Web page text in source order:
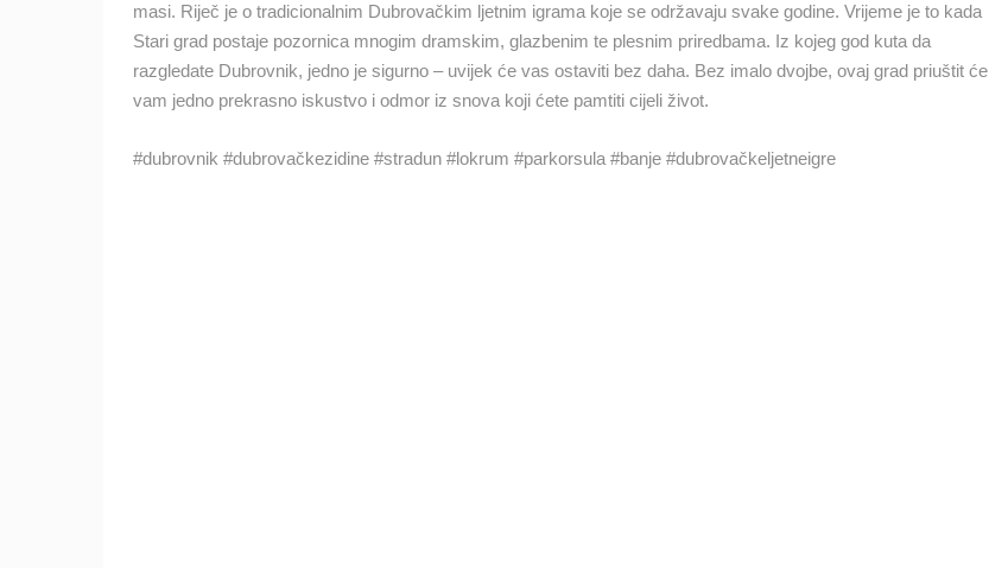
NAJBOLJE S WEBA GRADOVI I MJESTA HD - OKRETNE KAMERE GRADILIŠTA SKIJANJE I SNIJEG PLAŽE
TRANSPORT I PROMET ZNAMENITOSTI SVJETSKA BAŠTINA SPORT
masi. Riječ je o tradicionalnim Dubrovačkim ljetnim igrama koje se održavaju svake godine. Vrijeme je to kada
Stari grad postaje pozornica mnogim dramskim, glazbenim te plesnim priredbama. Iz kojeg god kuta da
razgledate Dubrovnik, jedno je sigurno – uvijek će vas ostaviti bez daha. Bez imalo dvojbe, ovaj grad priuštit će
vam jedno prekrasno iskustvo i odmor iz snova koji ćete pamtiti cijeli život.
#dubrovnik #dubrovačkezidine #stradun #lokrum #parkorsula #banje #dubrovačkeljetneigre